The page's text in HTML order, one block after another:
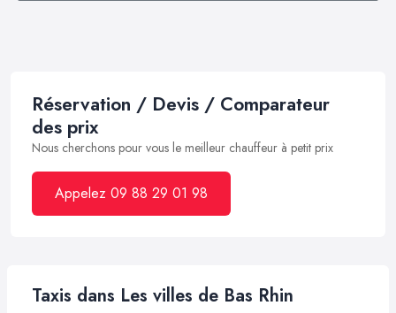
Réservation / Devis / Comparateur
des prix
Nous cherchons pour vous le meilleur chauffeur à petit prix
Appelez 09 88 29 01 98
Taxis dans Les villes de Bas Rhin